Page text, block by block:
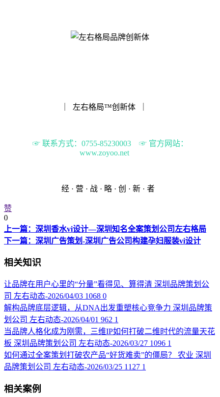
｜ 左右格局™️创新体 ｜
☞ 联系方式：0755-85230003 ☞ 官方网站：
www.zoyoo.net
经 · 营 · 战 · 略 · 创 · 新 · 者
赞
0
上一篇：深圳香水vi设计—深圳知名全案策划公司左右格局
下一篇：深圳广告策划-深圳广告公司构建孕妇服装vi设计
相关知识
让品牌在用户心里的“分量”看得见、算得清 深圳品牌策划公
司 左右动态-2026/04/03 1068 0
解构品牌底层逻辑，从DNA出发重塑核心竞争力 深圳品牌策
划公司 左右动态-2026/04/01 962 1
当品牌人格化成为刚需，三维IP如何打破二维时代的流量天花
板 深圳品牌策划公司 左右动态-2026/03/27 1096 1
如何通过全案策划打破农产品“好货难卖”的僵局？
农业 深圳
品牌策划公司 左右动态-2026/03/25 1127 1
相关案例